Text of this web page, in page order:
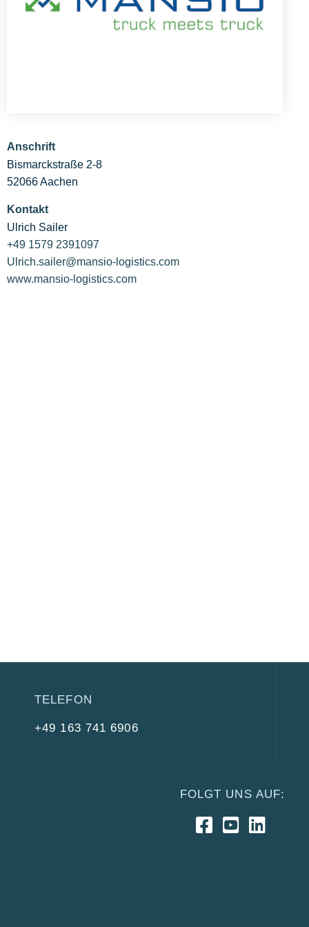
Anschrift
Bismarckstraße 2-8
52066 Aachen
Kontakt
Ulrich Sailer
+49 1579 2391097
Ulrich.sailer@mansio-logistics.com
www.mansio-logistics.com
TELEFON
+49 163 741 6906
FOLGT UNS AUF: